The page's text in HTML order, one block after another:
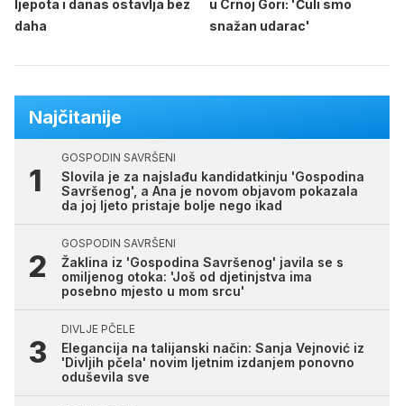
ljepota i danas ostavlja bez
daha
u Crnoj Gori: 'Čuli smo
snažan udarac'
Najčitanije
GOSPODIN SAVRŠENI
Slovila je za najslađu kandidatkinju 'Gospodina
Savršenog', a Ana je novom objavom pokazala
da joj ljeto pristaje bolje nego ikad
GOSPODIN SAVRŠENI
Žaklina iz 'Gospodina Savršenog' javila se s
omiljenog otoka: 'Još od djetinjstva ima
posebno mjesto u mom srcu'
DIVLJE PČELE
Elegancija na talijanski način: Sanja Vejnović iz
'Divljih pčela' novim ljetnim izdanjem ponovno
oduševila sve